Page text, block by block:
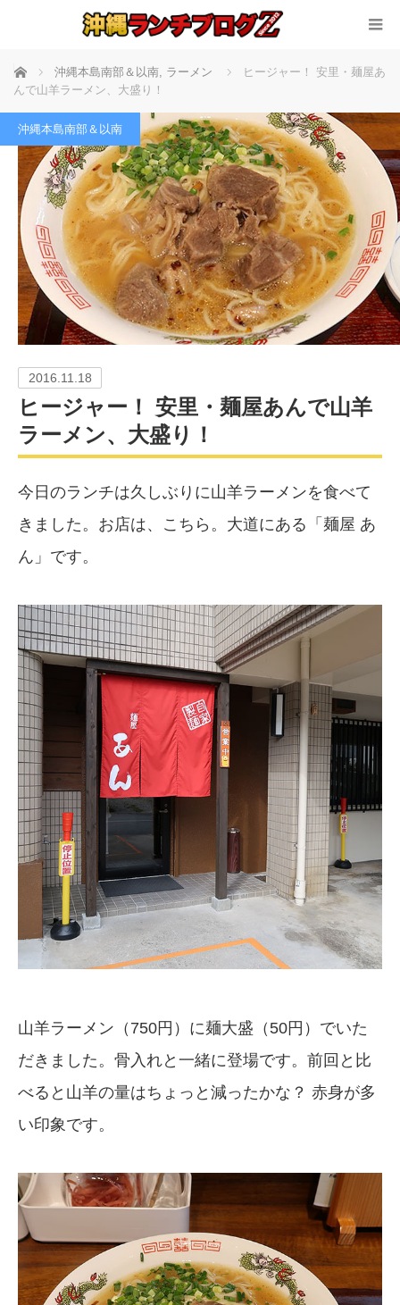
ホーム 沖縄本島南部＆以南, ラーメン
ヒージャー！ 安里・麺屋あ
んで山羊ラーメン、大盛り！
沖縄本島南部＆以南
2016.11.18
ヒージャー！ 安里・麺屋あんで山羊
ラーメン、大盛り！
今日のランチは久しぶりに山羊ラーメンを食べて
きました。お店は、こちら。大道にある「麺屋 あ
ん」です。
山羊ラーメン（750円）に麺大盛（50円）でいた
だきました。骨入れと一緒に登場です。前回と比
べると山羊の量はちょっと減ったかな？ 赤身が多
い印象です。